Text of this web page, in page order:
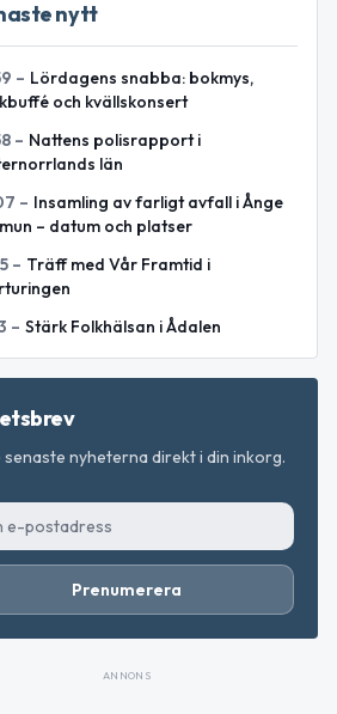
nytt
– Lördagens snabba: bokmys,
och kvällskonsert
– Nattens polisrapport i
län
– Insamling av farligt avfall i Ånge
– datum och platser
– Träff med Vår Framtid i
– Stärk Folkhälsan i Ådalen
senaste nyheterna direkt i din inkorg.
Prenumerera
ANNONS